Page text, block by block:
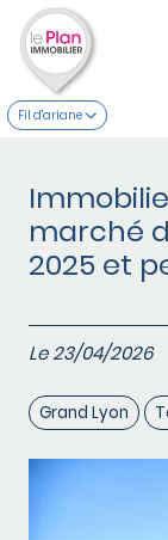
Fil d'ariane
marché
2025 et
Le 23/04/2026
Grand Lyon